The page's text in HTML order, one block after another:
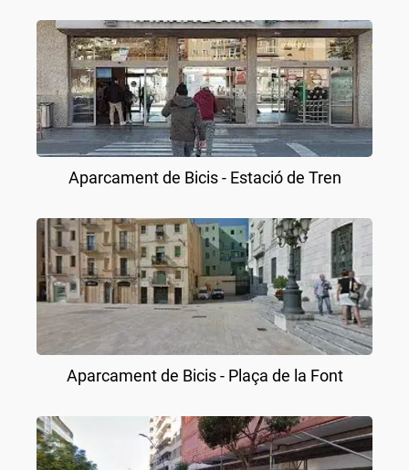
Aparcament de Bicis - Estació de Tren
Aparcament de Bicis - Plaça de la Font